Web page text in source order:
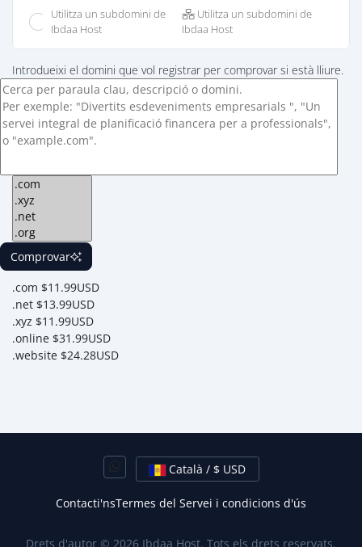
Utilitza un subdomini de
Ibdaa Host
Utilitza un subdomini de
Ibdaa Host
Introdueixi el domini que vol registrar per comprovar si està lliure.
Comprovar
.com $11.99USD
.net $13.99USD
.xyz $11.99USD
.online $31.99USD
.website $24.28USD
Català / $ USD
Contacti'nsTermes del Servei i condicions d'ús
Drets d'autor © 2026 Ibdaa Host. Tots els drets reservats.